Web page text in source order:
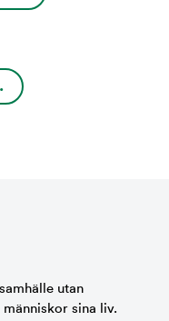
utan
sina liv.